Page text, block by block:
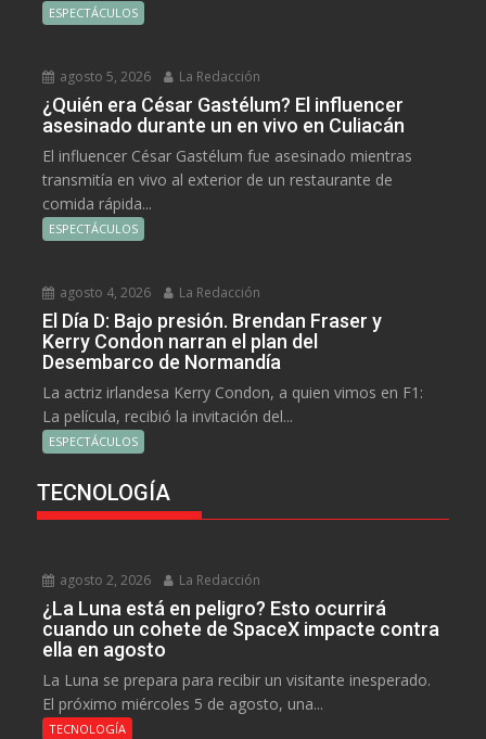
ESPECTÁCULOS
agosto 5, 2026 La Redacción
¿Quién era César Gastélum? El influencer
asesinado durante un en vivo en Culiacán
El influencer César Gastélum fue asesinado mientras
transmitía en vivo al exterior de un restaurante de
comida rápida...
ESPECTÁCULOS
agosto 4, 2026 La Redacción
El Día D: Bajo presión. Brendan Fraser y
Kerry Condon narran el plan del
Desembarco de Normandía
La actriz irlandesa Kerry Condon, a quien vimos en F1:
La película, recibió la invitación del...
ESPECTÁCULOS
TECNOLOGÍA
agosto 2, 2026 La Redacción
¿La Luna está en peligro? Esto ocurrirá
cuando un cohete de SpaceX impacte contra
ella en agosto
La Luna se prepara para recibir un visitante inesperado.
El próximo miércoles 5 de agosto, una...
TECNOLOGÍA